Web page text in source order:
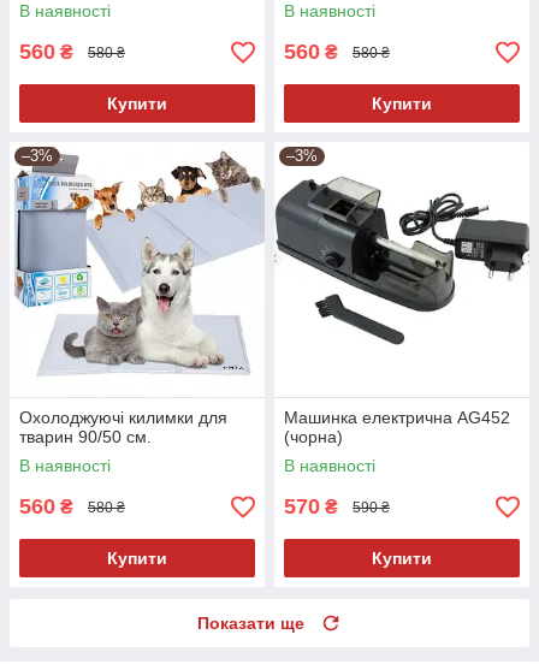
В наявності
560 ₴ 580 ₴
Купити
В наявності
560 ₴ 580 ₴
Купити
–3%
Охолоджуючі килимки для
тварин 90/50 см.
В наявності
560 ₴ 580 ₴
Купити
–3%
Машинка електрична AG452
(чорна)
В наявності
570 ₴ 590 ₴
Купити
Показати ще